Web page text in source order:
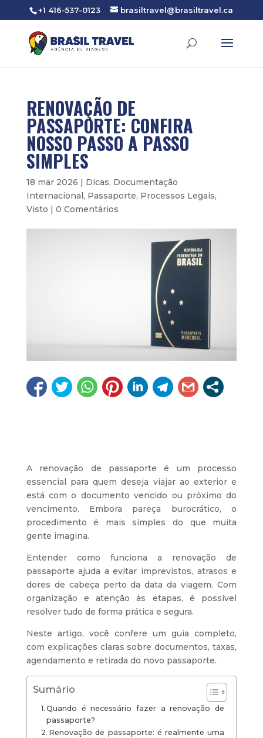
+1 416-537-0123 brasiltravel@brasiltravel.ca
RENOVAÇÃO DE
PASSAPORTE: CONFIRA
NOSSO PASSO A PASSO
SIMPLES
18 mar 2026 | Dicas, Documentação
Internacional, Passaporte, Processos Legais,
Visto | 0 Comentários
A renovação de passaporte é um processo
essencial para quem deseja viajar ao exterior e
está com o documento vencido ou próximo do
vencimento. Embora pareça burocrático, o
procedimento é mais simples do que muita
gente imagina.
Entender como funciona a renovação de
passaporte ajuda a evitar imprevistos, atrasos e
dores de cabeça perto da data da viagem. Com
organização e atenção às etapas, é possível
resolver tudo de forma prática e segura.
Neste artigo, você confere um guia completo,
com explicações claras sobre documentos, taxas,
agendamento e retirada do novo passaporte.
Sumário
Quando é necessário fazer a renovação de
passaporte?
Renovação de passaporte: é realmente uma